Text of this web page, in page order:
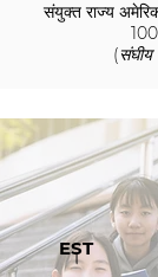
संयुक्त राज्य
(संघीय
EST
।